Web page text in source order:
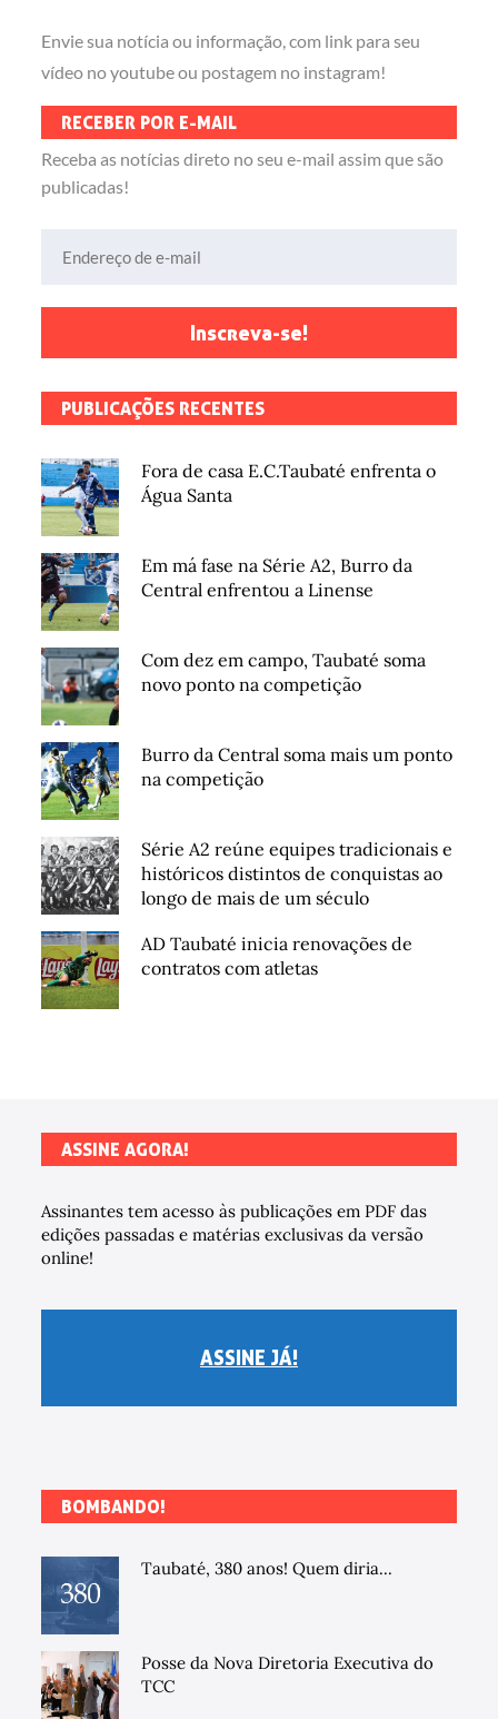
Envie sua notícia ou informação, com link para seu
vídeo no youtube ou postagem no instagram!
RECEBER POR E-MAIL
Receba as notícias direto no seu e-mail assim que são
publicadas!
Inscreva-se!
PUBLICAÇÕES RECENTES
Fora de casa E.C.Taubaté enfrenta o
Água Santa
Em má fase na Série A2, Burro da
Central enfrentou a Linense
Com dez em campo, Taubaté soma
novo ponto na competição
Burro da Central soma mais um ponto
na competição
Série A2 reúne equipes tradicionais e
históricos distintos de conquistas ao
longo de mais de um século
AD Taubaté inicia renovações de
contratos com atletas
ASSINE AGORA!
Assinantes tem acesso às publicações em PDF das
edições passadas e matérias exclusivas da versão
online!
ASSINE JÁ!
BOMBANDO!
Taubaté, 380 anos! Quem diria...
Posse da Nova Diretoria Executiva do
TCC